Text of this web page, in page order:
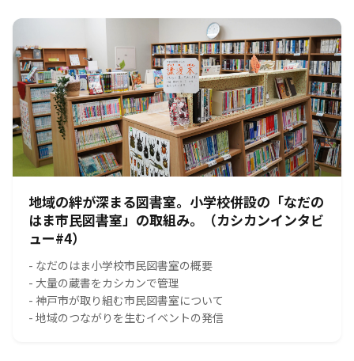
地域の絆が深まる図書室。小学校併設の「なだの
はま市民図書室」の取組み。（カシカンインタビ
ュー#4）
- なだのはま小学校市民図書室の概要
- 大量の蔵書をカシカンで管理
- 神戸市が取り組む市民図書室について
- 地域のつながりを生むイベントの発信